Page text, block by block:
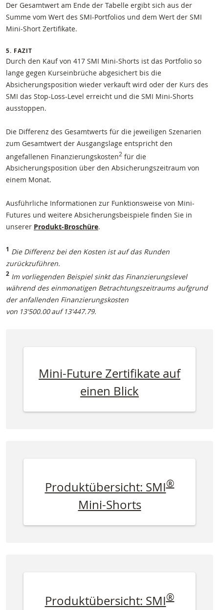
Der Gesamtwert am Ende der Tabelle ergibt sich aus der
Summe vom Wert des SMI-Portfolios und dem Wert der SMI
Mini-Short Zertifikate.
5. FAZIT
Durch den Kauf von 417 SMI Mini-Shorts ist das Portfolio so
lange gegen Kurseinbrüche abgesichert bis die
Absicherungsposition wieder verkauft wird oder der Kurs des
SMI das Stop-Loss-Level erreicht und die SMI Mini-Shorts
ausstoppen.
Die Differenz des Gesamtwerts für die jeweiligen Szenarien
zum Gesamtwert der Ausgangslage entspricht den
angefallenen Finanzierungskosten2 für die
Absicherungsposition über den Absicherungszeitraum von
einem Monat.
Ausführliche Informationen zur Funktionsweise von Mini-
Futures und weitere Absicherungsbeispiele finden Sie in
unserer Produkt-Broschüre.
1 Die Differenz bei den Kosten ist auf das Runden
zurückzuführen.
2 Im vorliegenden Beispiel sinkt das Finanzierungslevel
während des einmonatigen Betrachtungszeitraums aufgrund
der anfallenden Finanzierungskosten
von 13'500.00 auf 13'447.79.
Mini-Future Zertifikate auf
einen Blick
Produktübersicht: SMI®
Mini-Shorts
Produktübersicht: SMI®